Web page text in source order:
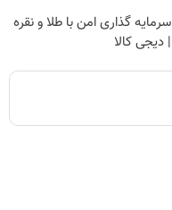
سرمایه گذاری امن با طلا و نقره
| دیجی کالا